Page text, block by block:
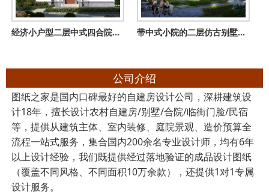
经济小户型二层中式四合院（三合院）设计图纸，带堂屋和庭院 带中式小院的二层仿古别墅设计图，小户型自建房设计，外观美极
公司介绍
图纸之家是国内口碑最好的自建房设计公司，深耕建筑设
计18年，擅长设计农村自建房/别墅/合院/临街门脸/民宿
等，提供从建筑主体、室内装修、庭院景观、造价预算全
流程一站式服务，集合国内200余名专业设计师，均有6年
以上设计经验，我们既提供经过落地验证的成品设计图纸
（覆盖不同风格、不同面积10万余款），还提供1对1专属
设计服务。